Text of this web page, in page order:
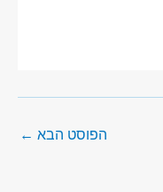
הפוסט הבא ←